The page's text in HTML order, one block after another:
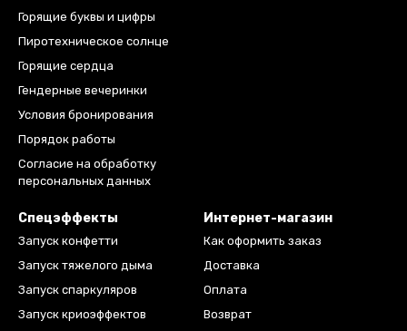
Горящие буквы и цифры
Пиротехническое солнце
Горящие сердца
Гендерные вечеринки
Условия бронирования
Порядок работы
Согласие на обработку
персональных данных
Спецэффекты
Запуск конфетти
Запуск тяжелого дыма
Запуск спаркуляров
Запуск криоэффектов
Интернет-магазин
Как оформить заказ
Доставка
Оплата
Возврат